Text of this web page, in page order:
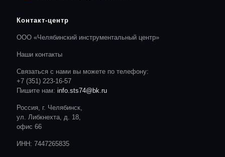
Контакт-центр
ООО «Челябинский инструментальный центр»
Наши контакты
Связаться с нами вы можете по телефону:
+7 (351) 223-16-57
Пишите нам: info.sts74@bk.ru
Россия, г. Челябинск,
ул. Либкнехта, д. 18,
офис 66
ИНН: 7447265835